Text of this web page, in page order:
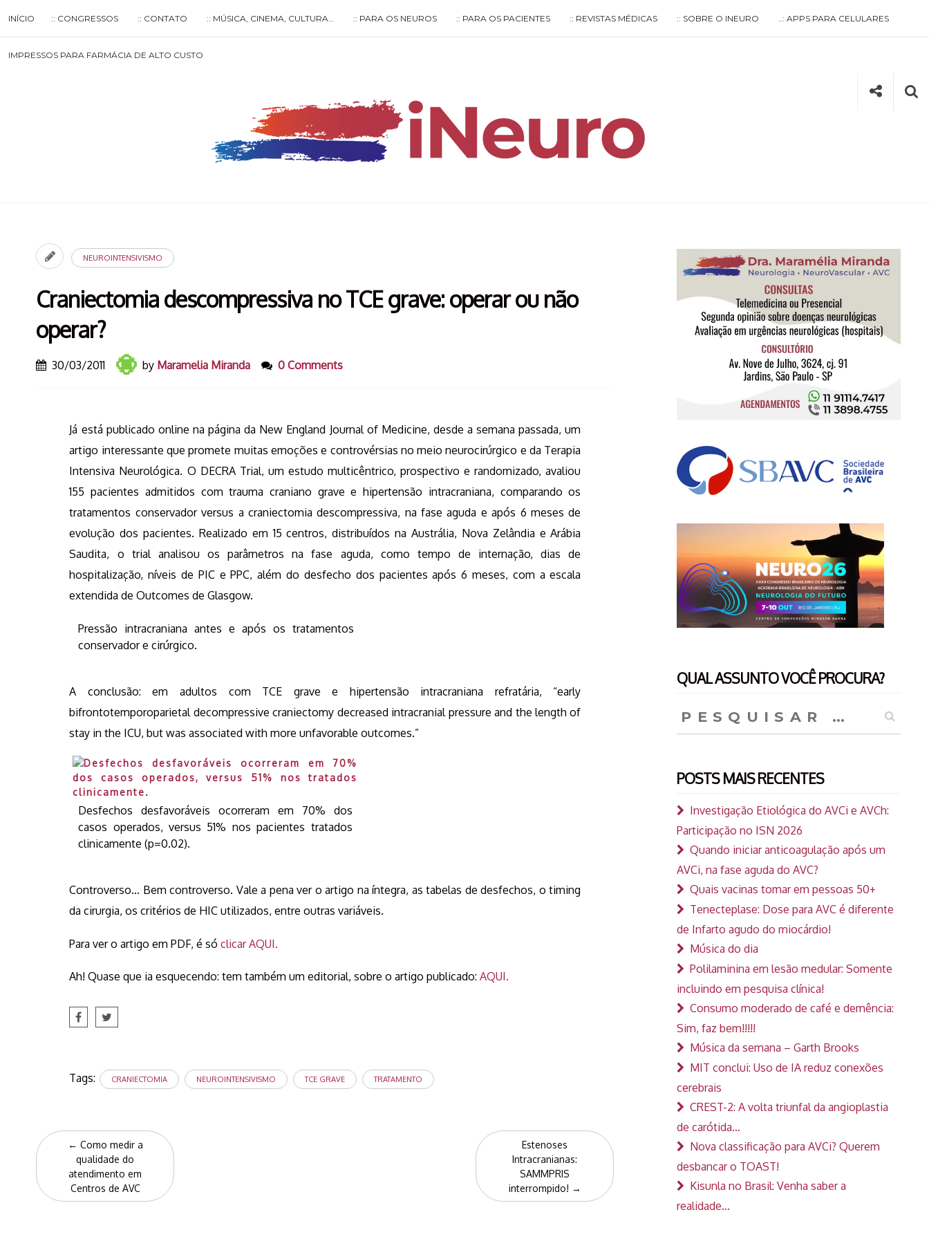
to
content
INÍCIO :: CONGRESSOS :: CONTATO :: MÚSICA, CINEMA, CULTURA… :: PARA OS NEUROS :: PARA OS PACIENTES :: REVISTAS MÉDICAS :: SOBRE O INEURO ..: APPS PARA CELULARES
IMPRESSOS PARA FARMÁCIA DE ALTO CUSTO
for
Type your search keyword, and press enter to search
Social
NEUROINTENSIVISMO
Craniectomia descompressiva no TCE grave: operar ou não
operar?
30/03/2011 by Maramelia Miranda 0 Comments
Já está publicado online na página da New England Journal of Medicine, desde a semana passada, um
artigo interessante que promete muitas emoções e controvérsias no meio neurocirúrgico e da Terapia
Intensiva Neurológica. O DECRA Trial, um estudo multicêntrico, prospectivo e randomizado, avaliou
155 pacientes admitidos com trauma craniano grave e hipertensão intracraniana, comparando os
tratamentos conservador versus a craniectomia descompressiva, na fase aguda e após 6 meses de
evolução dos pacientes. Realizado em 15 centros, distribuídos na Austrália, Nova Zelândia e Arábia
Saudita, o trial analisou os parâmetros na fase aguda, como tempo de internação, dias de
hospitalização, níveis de PIC e PPC, além do desfecho dos pacientes após 6 meses, com a escala
extendida de Outcomes de Glasgow.
Pressão intracraniana antes e após os tratamentos
conservador e cirúrgico.
A conclusão: em adultos com TCE grave e hipertensão intracraniana refratária, “early
bifrontotemporoparietal decompressive craniectomy decreased intracranial pressure and the length of
stay in the ICU, but was associated with more unfavorable outcomes.”
Desfechos desfavoráveis ocorreram em 70% dos
casos operados, versus 51% nos pacientes tratados
clinicamente (p=0.02).
Controverso… Bem controverso. Vale a pena ver o artigo na íntegra, as tabelas de desfechos, o timing
da cirurgia, os critérios de HIC utilizados, entre outras variáveis.
Para ver o artigo em PDF, é sóclicar AQUI.
Ah! Quase que ia esquecendo: tem também um editorial, sobre o artigo publicado:AQUI.
Tags: CRANIECTOMIA NEUROINTENSIVISMO TCE GRAVE TRATAMENTO
Post
navigation
← Como medir a
qualidade do
atendimento em
Centros de AVC
Estenoses
Intracranianas:
SAMMPRIS
interrompido! →
QUAL ASSUNTO VOCÊ PROCURA?
por:
POSTS MAIS RECENTES
Investigação Etiológica do AVCi e AVCh:
Participação no ISN 2026
Quando iniciar anticoagulação após um
AVCi, na fase aguda do AVC?
Quais vacinas tomar em pessoas 50+
Tenecteplase: Dose para AVC é diferente
de Infarto agudo do miocárdio!
Música do dia
Polilaminina em lesão medular: Somente
incluindo em pesquisa clínica!
Consumo moderado de café e demência:
Sim, faz bem!!!!!
Música da semana – Garth Brooks
MIT conclui: Uso de IA reduz conexões
cerebrais
CREST-2: A volta triunfal da angioplastia
de carótida…
Nova classificação para AVCi? Querem
desbancar o TOAST!
Kisunla no Brasil: Venha saber a
realidade…